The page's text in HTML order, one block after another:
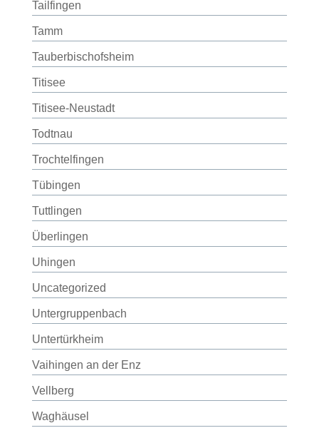
Tailfingen
Tamm
Tauberbischofsheim
Titisee
Titisee-Neustadt
Todtnau
Trochtelfingen
Tübingen
Tuttlingen
Überlingen
Uhingen
Uncategorized
Untergruppenbach
Untertürkheim
Vaihingen an der Enz
Vellberg
Waghäusel